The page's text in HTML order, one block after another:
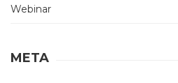
Webinar
META